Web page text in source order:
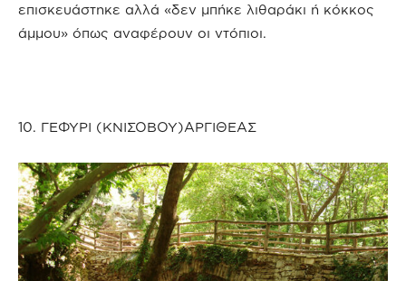
επισκευάστηκε αλλά «δεν μπήκε λιθαράκι ή κόκκος
άμμου» όπως αναφέρουν οι ντόπιοι.
10. ΓΕΦΥΡΙ (ΚΝΙΣΟΒΟΥ)ΑΡΓΙΘΕΑΣ